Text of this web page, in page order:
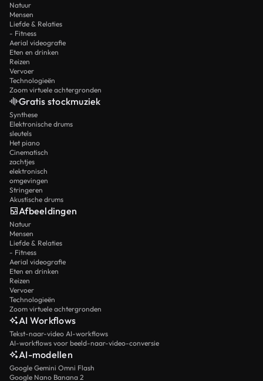
Natuur
Mensen
Liefde & Relaties
- Fitness
Aerial videografie
Eten en drinken
Reizen
Vervoer
Technologieën
Zoom virtuele achtergronden
Gratis stockmuziek
Synthese
Elektronische drums
sleutels
Het piano
Cinematisch
zachtjes
elektronisch
omgevingen
Stringeren
Akustische drums
Afbeeldingen
Natuur
Mensen
Liefde & Relaties
- Fitness
Aerial videografie
Eten en drinken
Reizen
Vervoer
Technologieën
Zoom virtuele achtergronden
AI Workflows
Tekst-naar-video AI-workflows
AI-workflows voor beeld-naar-video-conversie
AI-modellen
Google Gemini Omni Flash
Google Nano Banana 2